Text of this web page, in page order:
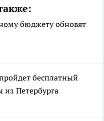
бюджету обновят
бесплатный
из Петербурга